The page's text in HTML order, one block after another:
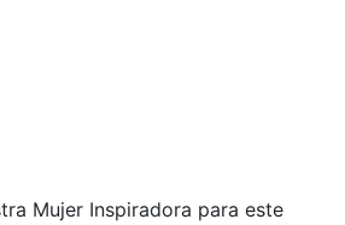
Mujer Inspiradora para este